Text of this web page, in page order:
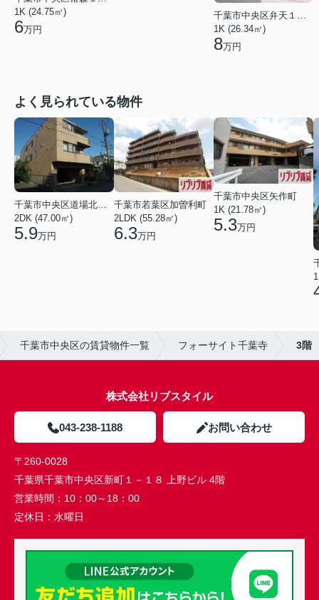
1K (24.75㎡)
6万円
千葉市中央区弁天１丁目
1K (26.34㎡)
8万円
よく見られている物件
千葉市中央区道場北２丁目
2DK (47.00㎡)
5.9万円
千葉市若葉区加曽利町
2LDK (55.28㎡)
6.3万円
千葉市中央区矢作町
1K (21.78㎡)
5.3万円
千葉市中央区の賃貸物件一覧 フォーサイト千葉寺 3階
株式会社リブスタイル
043-238-1188 お問い合わせ
〒260-0028
千葉県千葉市中央区新町１－１８ 上野ビル 4階
営業時間： 10：00～18：00
定休日： 水曜日